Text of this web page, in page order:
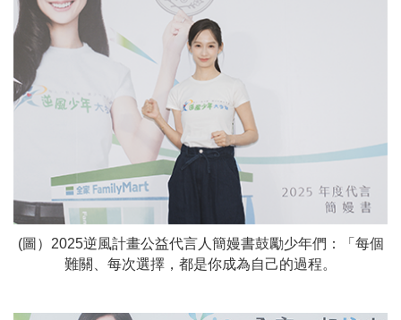
(圖）2025逆風計畫公益代言人簡嫚書鼓勵少年們：「每個
難關、每次選擇，都是你成為自己的過程。